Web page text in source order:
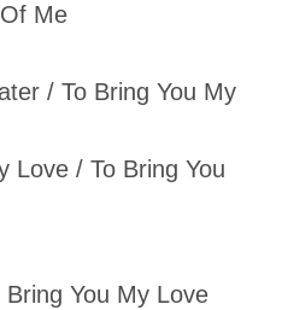
Me
/ To Bring You My
Love / To Bring You
Bring You My Love